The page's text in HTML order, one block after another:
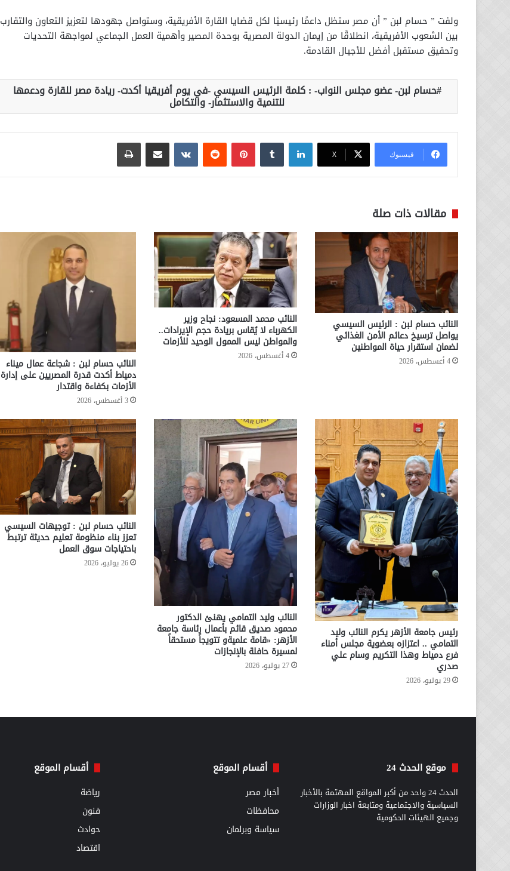
ولفت ” حسام لبن ” أن مصر ستظل داعمًا رئيسيًا لكل قضايا القارة الأفريقية، وستواصل جهودها لتعزيز التعاون والتقارب
بين الشعوب الأفريقية، انطلاقًا من إيمان الدولة المصرية بوحدة المصير وأهمية العمل الجماعي لمواجهة التحديات
وتحقيق مستقبل أفضل للأجيال القادمة.
حسام لبن- عضو مجلس النواب- : كلمة الرئيس السيسي -في يوم أفريقيا أكدت- ريادة مصر للقارة ودعمها
للتنمية والاستثمار- والتكامل
فيسبوك ‫X
لينكدإن بينتيريست مشاركة عبر البريد طباعة
مقالات ذات صلة
النائب حسام لبن : الرئيس السيسي
يواصل ترسيخ دعائم الأمن الغذائي
لضمان استقرار حياة المواطنين
4 أغسطس، 2026
النائب محمد المسعود: نجاح وزير
الكهرباء لا يُقاس بريادة حجم الإيرادات..
والمواطن ليس الممول الوحيد للأزمات
4 أغسطس، 2026
النائب حسام لبن : شجاعة عمال ميناء
دمياط أكدت قدرة المصريين على إدارة
الأزمات بكفاءة واقتدار
3 أغسطس، 2026
رئيس جامعة الأزهر يكرم النائب وليد
التمامي .. اعتزازه بعضوية مجلس أمناء
فرع دمياط وهذا التكريم وسام علي
صدري
29 يوليو، 2026
النائب وليد التمامي يهنئ الدكتور
محمود صديق قائم بأعمال رئاسة جامعة
الأزهر: «قامة علميةو تتويجاً مستحقاً
لمسيرة حافلة بالإنجازات
27 يوليو، 2026
النائب حسام لبن : توجيهات السيسي
تعزز بناء منظومة تعليم حديثة ترتبط
باحتياجات سوق العمل
26 يوليو، 2026
موقع الحدث 24
الحدث 24 واحد من أكبر المواقع المهتمة بالأخبار
السياسية والاجتماعية ومتابعة اخبار الوزارات
وجميع الهيئات الحكومية
أقسام الموقع
أخبار مصر
محافظات
سياسة وبرلمان
أقسام الموقع
رياضة
فنون
حوادث
اقتصاد